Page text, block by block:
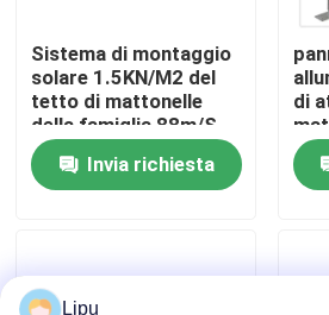
Controllo di qualità
Contattici
pv solare che monta i sistemi
Sistema di montaggio
solare 1.5KN/M2 del
tetto di mattonelle
della famiglia 88m/S
Invia richiesta
di
Lipu